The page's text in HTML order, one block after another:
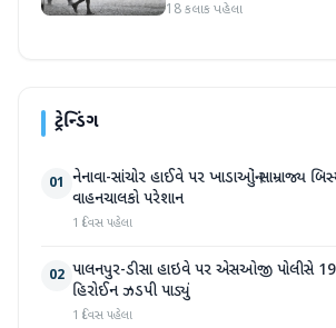
18 કલાક પહેલા
ટ્રેન્ડિંગ
01 નેનાવા-સાંચોર હાઈવે પર ખાડાઓનું સામ્રાજ્ય
વાહનચાલકો પરેશાન
1 દિવસ પહેલા
02 પાલનપુર-ડીસા હાઇવે પર એસઓજી પોલીસે
હિરોઈન ઝડપી પાડ્યું
1 દિવસ પહેલા